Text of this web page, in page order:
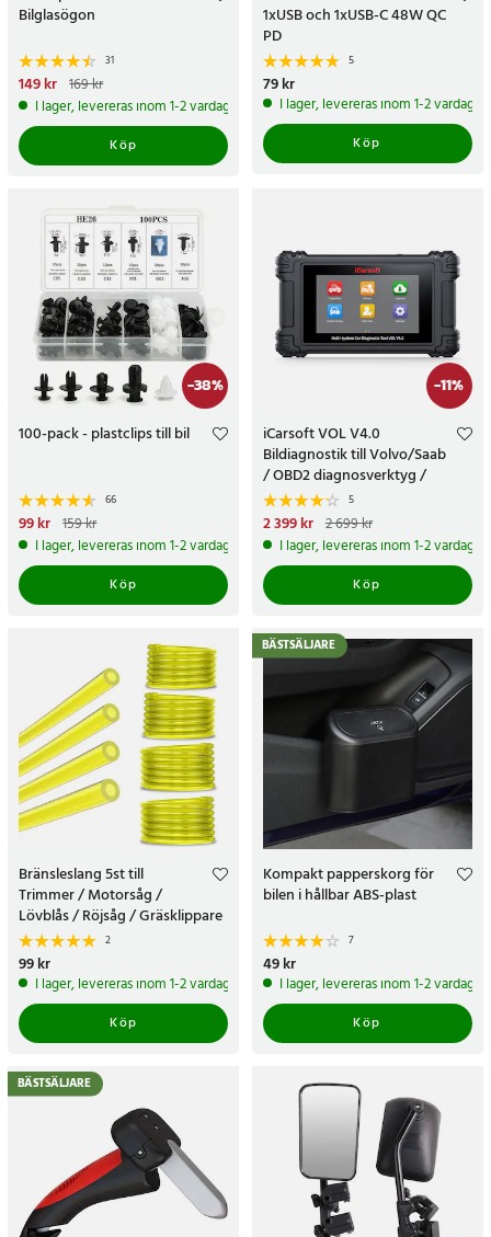
Bilglasögon
31
Nuvarande pris
pris:169 kr
149 kr 169 kr
I lager, levereras inom 1-2 vardagar
Köp
1xUSB och 1xUSB-C 48W QC
PD
5
Pris:
79 kr
I lager, levereras inom 1-2 vardagar
Köp
-38%
100-pack - plastclips till bil
66
Nuvarande pris
pris:159 kr
99 kr 159 kr
I lager, levereras inom 1-2 vardagar
Köp
-11%
iCarsoft VOL V4.0
Bildiagnostik till Volvo/Saab
/ OBD2 diagnosverktyg /
felkodsläsare bil
5
Nuvarande pris:
2 399 krTidigare pris:2 699 kr
2 399 kr 2 699 kr
I lager, levereras inom 1-2 vardagar
Köp
Bränsleslang 5st till
Trimmer / Motorsåg /
Lövblås / Röjsåg / Gräsklippare
- 4 storlekar á 1,5meter
2
Pris:
99 kr
I lager, levereras inom 1-2 vardagar
Köp
BÄSTSÄLJARE
Kompakt papperskorg för
bilen i hållbar ABS-plast
7
Pris:49 kr
49 kr
I lager, levereras inom 1-2 vardagar
Köp
BÄSTSÄLJARE